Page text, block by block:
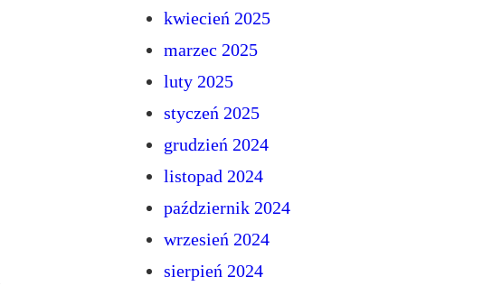
kwiecień 2025
marzec 2025
luty 2025
styczeń 2025
grudzień 2024
listopad 2024
październik 2024
wrzesień 2024
sierpień 2024